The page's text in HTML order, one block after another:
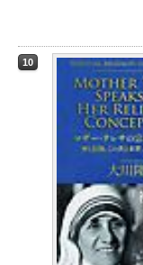
10